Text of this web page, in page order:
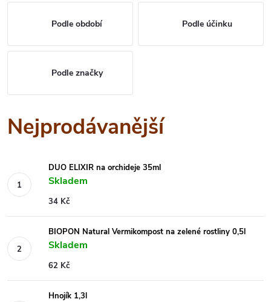
Podle období Podle účinku
Podle značky
Nejprodávanější
DUO ELIXIR na orchideje 35ml
Skladem
34 Kč
BIOPON Natural Vermikompost na zelené rostliny 0,5l
Skladem
62 Kč
Hnojík 1,3l